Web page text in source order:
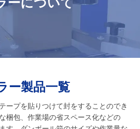
ー製品一覧
ープを貼りつけて封をすることのでき
梱包、作業場の省スペース化などの